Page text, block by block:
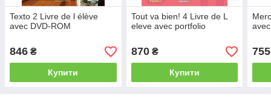
Texto 2 Livre de l élève
avec DVD-ROM
846 ₴
Купити
Tout va bien! 4 Livre de L
eleve avec portfolio
870₴
Купити
755